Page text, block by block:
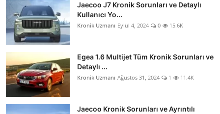
Jaecoo J7 Kronik Sorunları ve Detaylı
Kullanıcı Yo...
Kronik Uzmanı Eylül 4, 2024 0 15.6K
Egea 1.6 Multijet Tüm Kronik Sorunları ve
Detaylı ...
Kronik Uzmanı Ağustos 31, 2024 1 11.4K
Jaecoo Kronik Sorunları ve Ayrıntılı